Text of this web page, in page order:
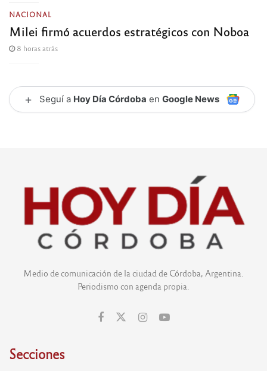
NACIONAL
Milei firmó acuerdos estratégicos con Noboa
8 horas atrás
+ Seguí a Hoy Día Córdoba en Google News
Medio de comunicación de la ciudad de Córdoba, Argentina.
Periodismo con agenda propia.
Secciones